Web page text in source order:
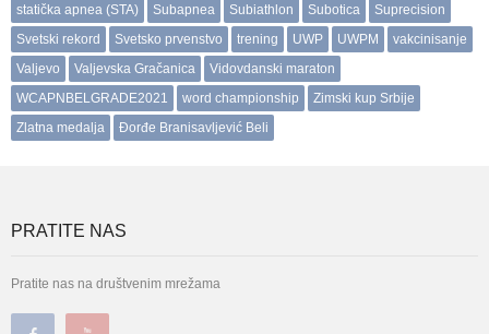
statička apnea (STA)
Subapnea Subiathlon Subotica
Suprecision
Svetski rekord
Svetsko prvenstvo trening UWP UWPM
vakcinisanje
Valjevo
Valjevska Gračanica
Vidovdanski maraton
WCAPNBELGRADE2021
word championship
Zimski kup Srbije
Zlatna medalja
Đorđe Branisavljević Beli
PRATITE NAS
Pratite nas na društvenim mrežama